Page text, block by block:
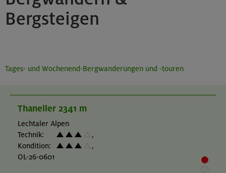
Bergsteigen
Tages- und Wochenend-Bergwanderungen und -touren
Thaneller 2341 m
Lechtaler Alpen
Technik:
,
Kondition:
,
OL-26-0601